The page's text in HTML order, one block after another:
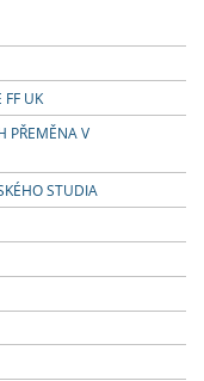
FF UK
PŘEMĚNA V
STUDIA